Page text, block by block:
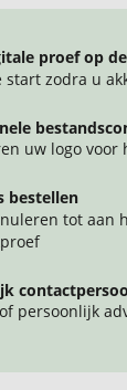
proef op
start zodra u
uw logo voor
bestellen
tot aan
persoonlijk